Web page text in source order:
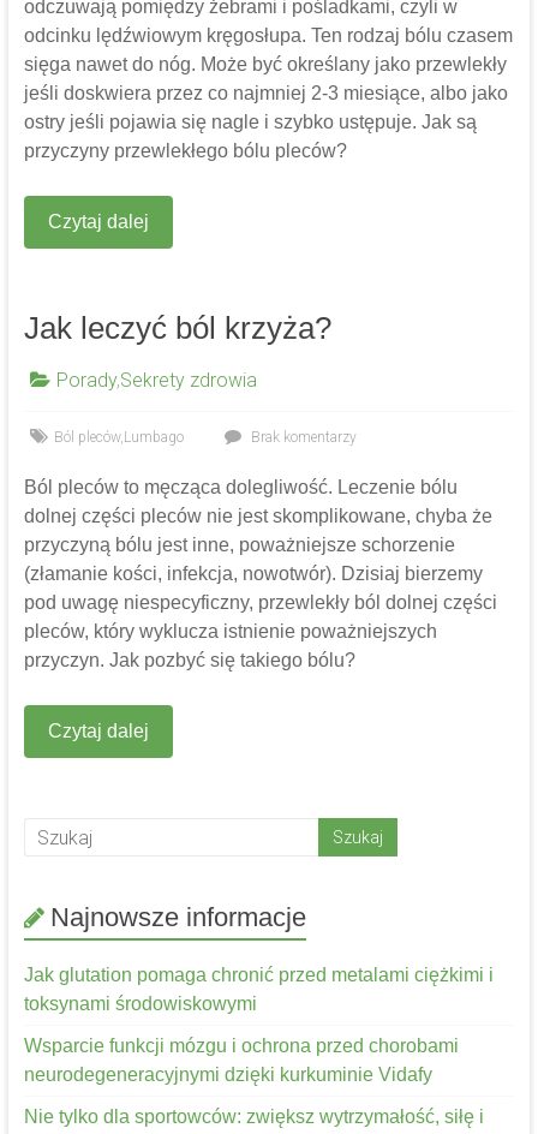
odczuwają pomiędzy żebrami i pośladkami, czyli w
odcinku lędźwiowym kręgosłupa. Ten rodzaj bólu czasem
sięga nawet do nóg. Może być określany jako przewlekły
jeśli doskwiera przez co najmniej 2-3 miesiące, albo jako
ostry jeśli pojawia się nagle i szybko ustępuje. Jak są
przyczyny przewlekłego bólu pleców?
Czytaj dalej
Jak leczyć ból krzyża?
Porady,Sekrety zdrowia
Ból pleców, Lumbago Brak komentarzy
Ból pleców to męcząca dolegliwość. Leczenie bólu
dolnej części pleców nie jest skomplikowane, chyba że
przyczyną bólu jest inne, poważniejsze schorzenie
(złamanie kości, infekcja, nowotwór). Dzisiaj bierzemy
pod uwagę niespecyficzny, przewlekły ból dolnej części
pleców, który wyklucza istnienie poważniejszych
przyczyn. Jak pozbyć się takiego bólu?
Czytaj dalej
Najnowsze informacje
Jak glutation pomaga chronić przed metalami ciężkimi i
toksynami środowiskowymi
Wsparcie funkcji mózgu i ochrona przed chorobami
neurodegeneracyjnymi dzięki kurkuminie Vidafy
Nie tylko dla sportowców: zwiększ wytrzymałość, siłę i